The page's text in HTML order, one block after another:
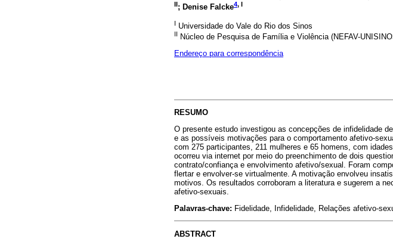
II; Denise Falcke4, I
I Universidade do Vale do Rio dos Sinos
II Núcleo de Pesquisa de Família e Violência (NEFAV-
Endereço para correspondência
RESUMO
O presente estudo investigou as concepções de infidelidade
e as possíveis motivações para o comportamento afetivo-
com 275 participantes, 211 mulheres e 65 homens, com
ocorreu via internet por meio do preenchimento de dois
contrato/confiança e envolvimento afetivo/sexual. Foram
flertar e envolver-se virtualmente. A motivação envolveu
motivos. Os resultados corroboram a literatura e sugerem a
afetivo-sexuais.
Palavras-chave: Fidelidade, Infidelidade, Relações afetivo-
ABSTRACT